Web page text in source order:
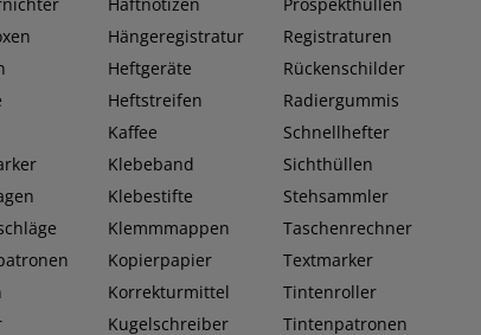
Hängeregistratur
Heftgeräte
Heftstreifen
Kaffee
Klebeband
Klebestifte
Klemmmappen
Kopierpapier
Korrekturmittel
Kugelschreiber
Registraturen
Rückenschilder
Radiergummis
Schnellhefter
Sichthüllen
Stehsammler
Taschenrechner
Textmarker
Tintenroller
Tintenpatronen